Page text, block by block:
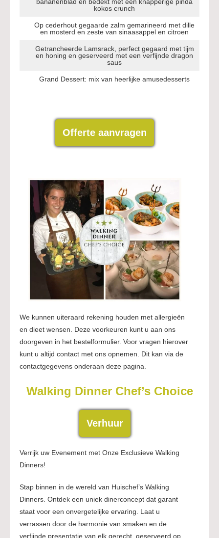
kokos crunch
Op cederhout gegaarde zalm gemarineerd met dille
en mosterd en zeste van sinaasappel en citroen
Getrancheerde Lamsrack, perfect gegaard met tijm
en honing en geserveerd met een verfijnde dragon
saus
Grand Dessert: mix van heerlijke amusedesserts
Offerte aanvragen
We kunnen uiteraard rekening houden met allergieën
en dieet wensen. Deze voorkeuren kunt u aan ons
doorgeven in het bestelformulier. Voor vragen hierover
kunt u altijd contact met ons opnemen. Dit kan via de
contactgegevens onderaan deze pagina.
Walking Dinner Chef’s Choice
Verhuur
Verrijk uw Evenement met Onze Exclusieve Walking
Dinners!
Stap binnen in de wereld van Huischef’s Walking
Dinners. Ontdek een uniek dinerconcept dat garant
staat voor een onvergetelijke ervaring. Laat u
verrassen door de harmonie van smaken en de
verfijnde presentatie van elk gerecht, geserveerd op